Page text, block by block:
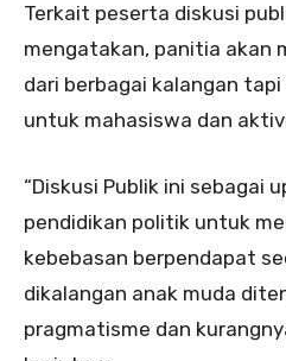
Terkait peserta diskusi
mengatakan, panitia akan
dari berbagai kalangan
untuk mahasiswa dan
“Diskusi Publik ini sebagai
pendidikan politik untuk
kebebasan berpendapat
dikalangan anak muda
pragmatisme dan